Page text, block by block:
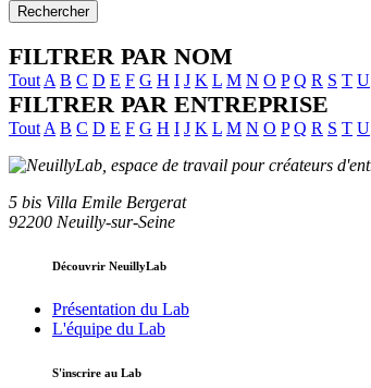
Rechercher
FILTRER PAR NOM
Tout A B C D E F G H I J K L M N O P Q R S T U
FILTRER PAR ENTREPRISE
Tout A B C D E F G H I J K L M N O P Q R S T U
5 bis Villa Emile Bergerat
92200 Neuilly-sur-Seine
Découvrir NeuillyLab
Présentation du Lab
L'équipe du Lab
S'inscrire au Lab